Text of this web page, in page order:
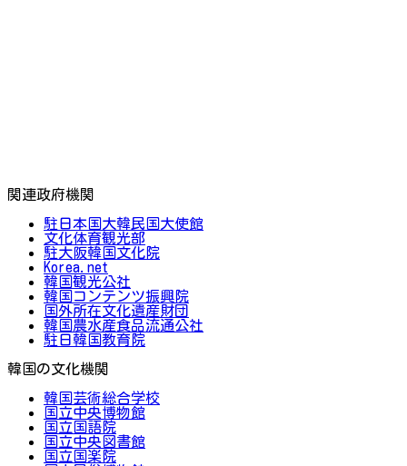
関連政府機関
駐日本国大韓民国大使館
文化体育観光部
駐大阪韓国文化院
Korea.net
韓国観光公社
韓国コンテンツ振興院
国外所在文化遺産財団
韓国農水産食品流通公社
駐日韓国教育院
韓国の文化機関
韓国芸術総合学校
国立中央博物館
国立国語院
国立中央図書館
国立国楽院